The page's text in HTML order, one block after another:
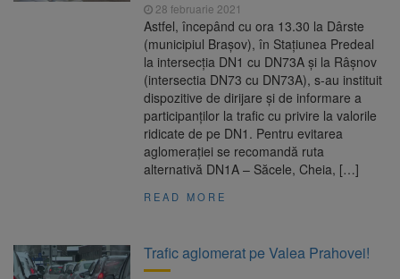
28 februarie 2021
Astfel, începând cu ora 13.30 la Dârste
(municipiul Brașov), în Stațiunea Predeal
la intersecția DN1 cu DN73A și la Râșnov
(intersectia DN73 cu DN73A), s-au instituit
dispozitive de dirijare și de informare a
participanților la trafic cu privire la valorile
ridicate de pe DN1. Pentru evitarea
aglomerației se recomandă ruta
alternativă DN1A – Săcele, Cheia, […]
READ MORE
Trafic aglomerat pe Valea Prahovei!